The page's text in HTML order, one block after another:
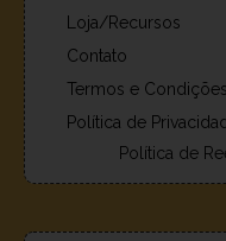
Loja/Recursos
Contato
Termos e
Política de
Política de